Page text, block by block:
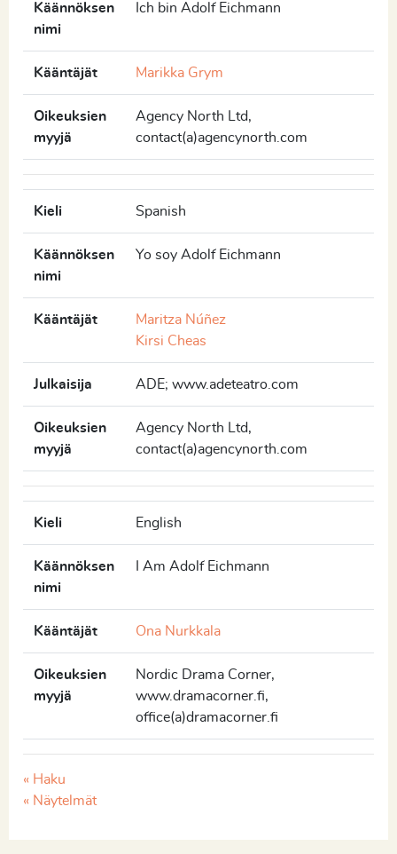
Käännöksen
nimi
Ich bin Adolf Eichmann
Kääntäjät Marikka Grym
Oikeuksien
myyjä
Agency North Ltd,
contact(a)agencynorth.com
Kieli Spanish
Käännöksen
nimi
Yo soy Adolf Eichmann
Kääntäjät
Maritza Núñez
Kirsi Cheas
Julkaisija ADE; www.adeteatro.com
Oikeuksien
myyjä
Agency North Ltd,
contact(a)agencynorth.com
Kieli English
Käännöksen
nimi
I Am Adolf Eichmann
Kääntäjät Ona Nurkkala
Oikeuksien
myyjä
Nordic Drama Corner,
www.dramacorner.fi,
office(a)dramacorner.fi
« Haku
« Näytelmät